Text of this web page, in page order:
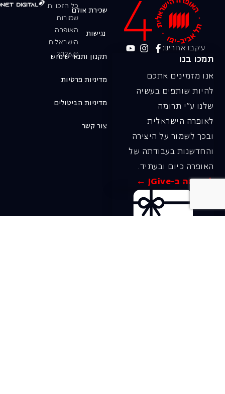
עקבו אחרינו:
תמכו בנו
אנו מזמינים אתכם
להיות שותפים בעשיה
שלנו ע"י תרומה
לאופרה הישראלית
ובכך לשמור על היצירה
והחדשנות בעבודתה של
האופרה כיום ובעתיד.
לתרומה ב-JGive ←
כל הזכויות
שמורות
האופרה
הישראלית
© 2026
שכירת אולם
נגישות
תקנון ותנאי שימוש
מדיניות פרטיות
מדיניות הביטולים
צור קשר